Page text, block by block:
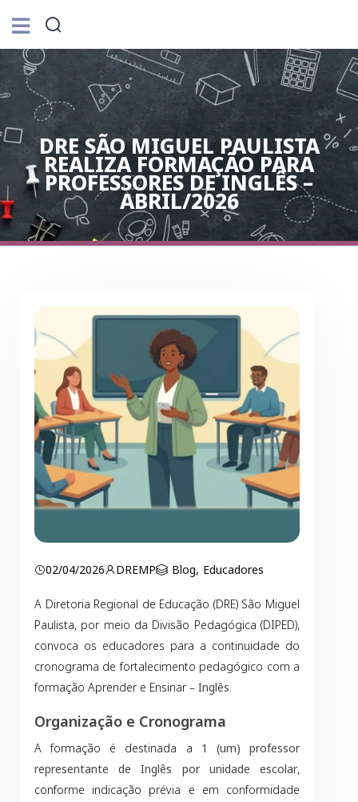
DRE SÃO MIGUEL PAULISTA
REALIZA FORMAÇÃO PARA
PROFESSORES DE INGLÊS –
ABRIL/2026
02/04/2026 DREMP Blog, Educadores
A Diretoria Regional de Educação (DRE) São Miguel
Paulista, por meio da Divisão Pedagógica (DIPED),
convoca os educadores para a continuidade do
cronograma de fortalecimento pedagógico com a
formação Aprender e Ensinar – Inglês.
Organização e Cronograma
A formação é destinada a 1 (um) professor
representante de Inglês por unidade escolar,
conforme indicação prévia e em conformidade